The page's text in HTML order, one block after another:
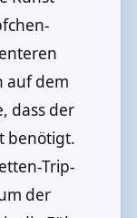
auf dem
dass der
benötigt.
Trip-
der